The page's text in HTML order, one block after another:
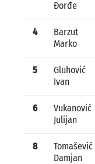
Đorđe
4
Barzut
Marko
5
Gluhović
Ivan
6
Vukanović
Julijan
8
Tomašević
Damjan